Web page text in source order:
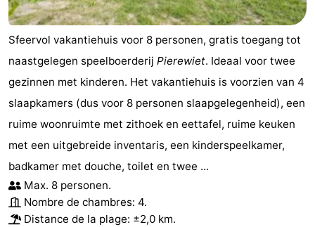
Sfeervol vakantiehuis voor 8 personen, gratis toegang tot
naastgelegen speelboerderij Pierewiet. Ideaal voor twee
gezinnen met kinderen. Het vakantiehuis is voorzien van 4
slaapkamers (dus voor 8 personen slaapgelegenheid), een
ruime woonruimte met zithoek en eettafel, ruime keuken
met een uitgebreide inventaris, een kinderspeelkamer,
badkamer met douche, toilet en twee ...
Max. 8 personen.
Nombre de chambres: 4.
Distance de la plage: ±2,0 km.